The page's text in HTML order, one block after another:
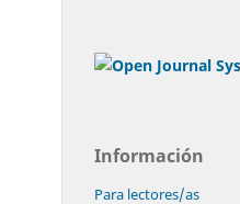
Información
Para lectores/as